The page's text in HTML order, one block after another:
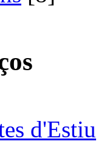
d'Estiu